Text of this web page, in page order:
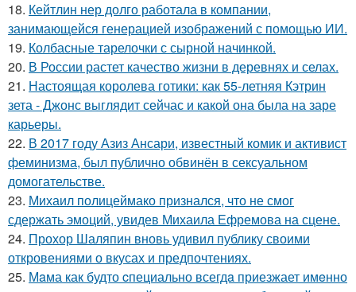
18. Кейтлин нер долго работала в компании,
занимающейся генерацией изображений с помощью ИИ.
19. Колбасные тарелочки с сырной начинкой.
20. В России растет качество жизни в деревнях и селах.
21. Настоящая королева готики: как 55-летняя Кэтрин
зета - Джонс выглядит сейчас и какой она была на заре
карьеры.
22. В 2017 году Азиз Ансари, известный комик и активист
феминизма, был публично обвинён в сексуальном
домогательстве.
23. Михаил полицеймако признался, что не смог
сдержать эмоций, увидев Михаила Ефремова на сцене.
24. Прохор Шаляпин вновь удивил публику своими
откровениями о вкусах и предпочтениях.
25. Мaма как будто cпециально всегдa приезжает имeнно